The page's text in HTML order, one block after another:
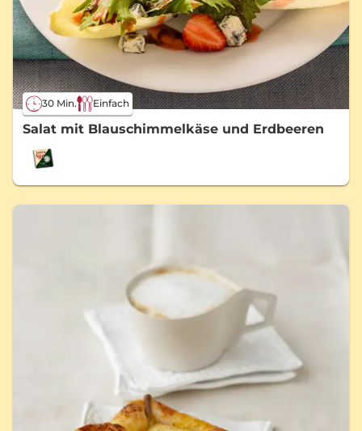
30 Min. Einfach
Salat mit Blauschimmelkäse und Erdbeeren